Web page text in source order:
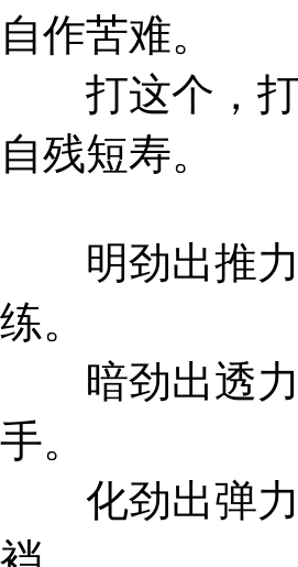
自作苦难。
打这个，打
自残短寿。
明劲出推力
练。
暗劲出透力
手。
化劲出弹力